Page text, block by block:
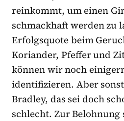
reinkommt, um einen
schmackhaft werden zu
Erfolgsquote beim
Koriander, Pfeffer und
können wir noch
identifizieren. Aber
Bradley, das sei doch
schlecht. Zur Belohnung